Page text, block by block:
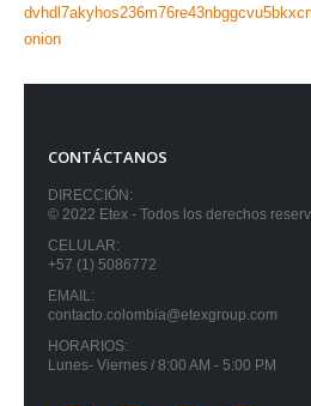
onion
CONTÁCTANOS
DIRECCIÓN:
© 2022 Etex - Todos los derechos
CELULAR:
+57 (1) 5086772
EMAIL:
contacto.colombia@etexgroup.com
HORARIOS:
Lunes- Viernes / 8:00 AM - 5:00 PM